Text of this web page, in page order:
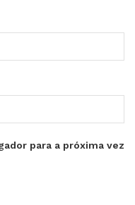
para a próxima vez